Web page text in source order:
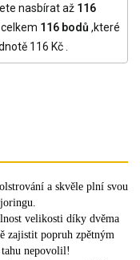
nasbírat až 116
116bodů ,které
116 Kč.
a skvěle plní svou
.
velikosti díky dvěma
zajistit popruh zpětným
nepovolil!